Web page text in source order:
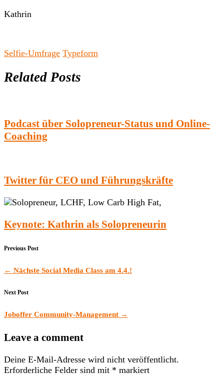
Kathrin
Selfie-Umfrage Typeform
Related Posts
Podcast über Solopreneur-Status und Online-
Coaching
Twitter für CEO und Führungskräfte
Keynote: Kathrin als Solopreneurin
Previous Post
← Nächste Social Media Class am 4.4.!
Next Post
Joboffer Community-Management →
Leave a comment
Deine E-Mail-Adresse wird nicht veröffentlicht.
Erforderliche Felder sind mit * markiert